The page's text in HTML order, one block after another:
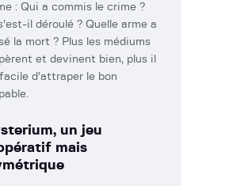
: Qui a commis le crime ?
il déroulé ? Quelle arme a
la mort ? Plus les médiums
et devinent bien, plus il
d’attraper le bon
un jeu
mais